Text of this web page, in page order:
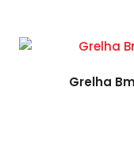
Grelha